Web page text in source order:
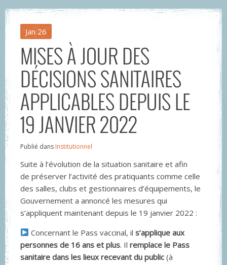
Jan 26
MISES À JOUR DES
DÉCISIONS SANITAIRES
APPLICABLES DEPUIS LE
19 JANVIER 2022
Publié dans Institutionnel
Suite à l’évolution de la situation sanitaire et afin
de préserver l’activité des pratiquants comme celle
des salles, clubs et gestionnaires d’équipements, le
Gouvernement a annoncé les mesures qui
s’appliquent maintenant depuis le 19 janvier 2022 :
Concernant le Pass vaccinal, ils’applique aux
personnes de 16 ans et plus. Il remplace le Pass
sanitaire dans les lieux recevant du public (à